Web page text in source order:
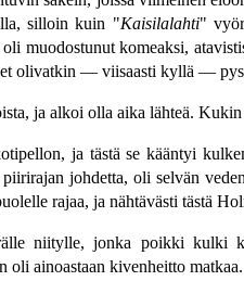
silloin kuin "Kaisilalahti"
muodostunut komeaksi,
olivatkin — viisaasti kyllä —
ja alkoi olla aika lähteä.
ja tästä se kääntyi
johdetta, oli selvän
rajaa, ja nähtävästi tästä
niitylle, jonka poikki kulki
oli ainoastaan kivenheitto matkaa.